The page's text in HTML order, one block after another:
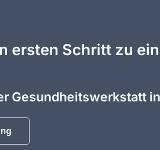
ersten Schritt zu
Gesundheitswerkstatt